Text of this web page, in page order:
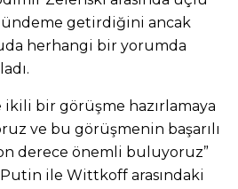
getirdiğini ancak
herhangi bir yorumda
bir görüşme hazırlamaya
ve bu görüşmenin başarılı
derece önemli buluyoruz”
Putin ile Wittkoff arasındaki